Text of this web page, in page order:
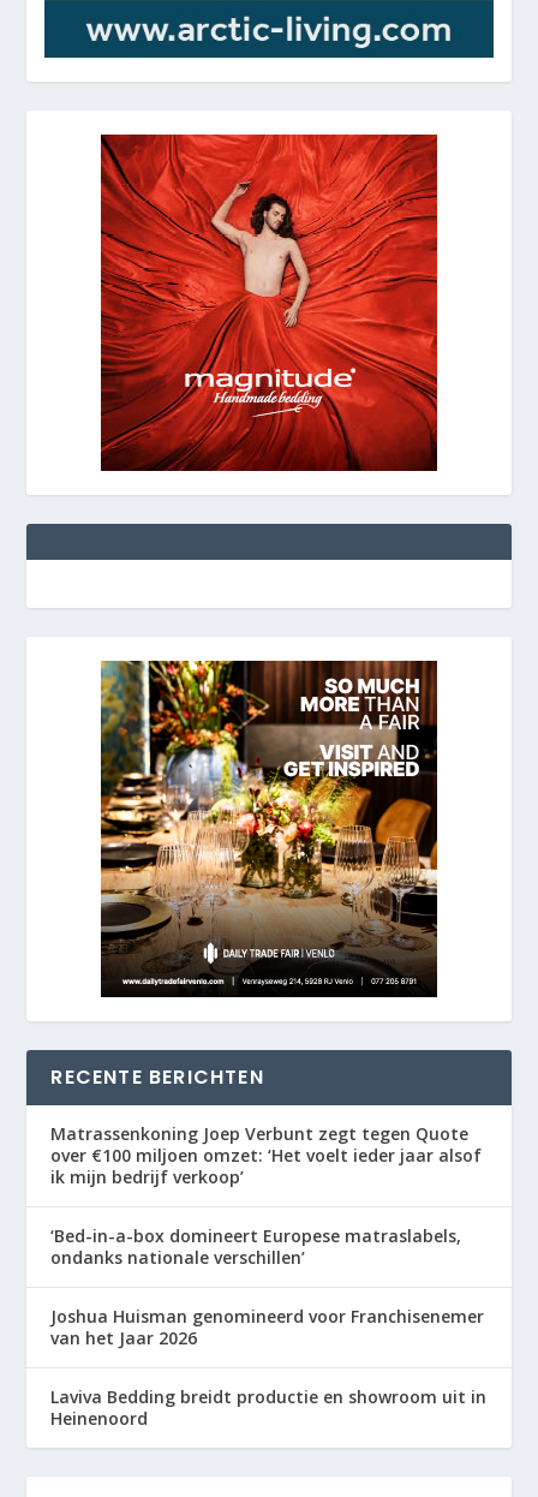
RECENTE BERICHTEN
Matrassenkoning Joep Verbunt zegt tegen Quote
over €100 miljoen omzet: ‘Het voelt ieder jaar alsof
ik mijn bedrijf verkoop’
‘Bed-in-a-box domineert Europese matraslabels,
ondanks nationale verschillen’
Joshua Huisman genomineerd voor Franchisenemer
van het Jaar 2026
Laviva Bedding breidt productie en showroom uit in
Heinenoord